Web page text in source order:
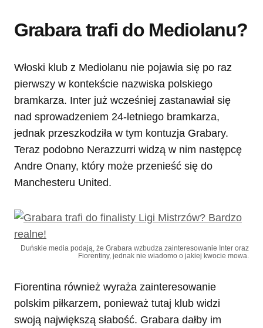
Grabara trafi do Mediolanu?
Włoski klub z Mediolanu nie pojawia się po raz
pierwszy w kontekście nazwiska polskiego
bramkarza. Inter już wcześniej zastanawiał się
nad sprowadzeniem 24-letniego bramkarza,
jednak przeszkodziła w tym kontuzja Grabary.
Teraz podobno Nerazzurri widzą w nim następcę
Andre Onany, który może przenieść się do
Manchesteru United.
Duńskie media podają, że Grabara wzbudza zainteresowanie Inter oraz
Fiorentiny, jednak nie wiadomo o jakiej kwocie mowa.
Fiorentina również wyraża zainteresowanie
polskim piłkarzem, ponieważ tutaj klub widzi
swoją największą słabość. Grabara dałby im